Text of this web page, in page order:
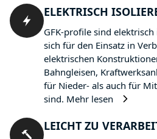
ELEKTRISCH
GFK-profile sind
sich für den Einsatz in
elektrischen
Bahngleisen,
für Nieder- als auch für
sind. Mehr lesen
LEICHT ZU